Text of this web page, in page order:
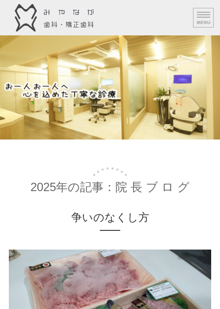
みやなが歯科・矯正歯科｜守口
み
ホーム
診 療 案 内
料 金 表
スタッフ 紹 介
ア ク セ ス
2025年の記事：院 長 ブ ロ グ
争いのなくし方